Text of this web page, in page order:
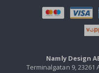
Namly Design
Terminalgatan 9, 23261